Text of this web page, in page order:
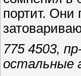
портит. Они
775 4503,
остальные